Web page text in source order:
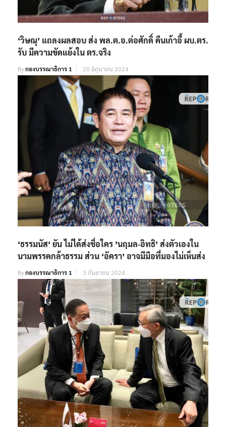
‘วิษณุ’ แถลงผลสอบ ส่ง พล.ต.อ.ต่อศักดิ์ คืนเก้าอี้ ผบ.ตร.
รับ มีความขัดแย้งใน ตร.จริง
Byกองบรรณาธิการ 1 20 มิถุนายน 2024
‘ธรรมนัส‘ ยัน ไม่ได้ส่งชื่อใคร ’นฤมล-อิทธิ’ ส่งตัวเองใน
นามพรรคกล้าธรรม ส่วน ‘อัครา’ อาจมีมือที่มองไม่เห็นส่ง
Byกองบรรณาธิการ 1 3 กันยายน 2024